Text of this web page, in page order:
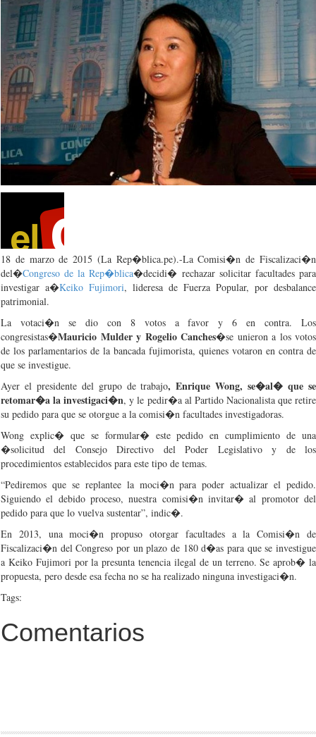
18 de marzode 2015 (La Rep�blica.pe).-LaComisi�n deFiscalizaci�n
del�Congreso de laRep�blica�decidi� rechazar solicitar facultades para
investigar a�Keiko Fujimori, lideresa de Fuerza Popular, por desbalance
patrimonial.
La votaci�nse diocon 8 votosa favor y 6 en contra. Los
congresistas�Mauricio Muldery Rogelio Canches�se unierona los votos
de los parlamentarios de la bancada fujimorista, quienes votaron en contra de
que se investigue.
Ayer el presidentedel grupodetrabajo,Enrique Wong,se�al� que se
retomar�alainvestigaci�n, y le pedir�aal Partido Nacionalista queretire
su pedido para que se otorgue a la comisi�n facultades investigadoras.
Wong explic� quese formular� este pedido encumplimiento deuna
�solicitud del Consejo Directivo delPoder Legislativoy de los
procedimientos establecidos para este tipo de temas.
“Pediremos quese replanteela moci�n para poder actualizar elpedido.
Siguiendo el debido proceso,nuestra comisi�n invitar� al promotordel
pedido para que lo vuelva sustentar”, indic�.
En 2013, una moci�n propuso otorgar facultadesa laComisi�n de
Fiscalizaci�n del Congreso por unplazo de 180d�as para queseinvestigue
a Keiko Fujimori porlapresunta tenencia ilegal de un terreno. Seaprob� la
propuesta, pero desde esa fecha no se ha realizado ninguna investigaci�n.
Tags:
Comentarios